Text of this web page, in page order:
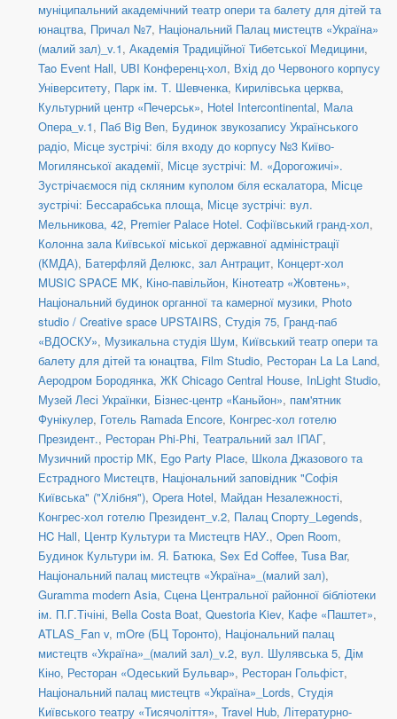
муніципальний академічний театр опери та балету для дітей та
юнацтва, Причал №7, Національний Палац мистецтв «Україна»
(малий зал)_v.1, Академія Традиційної Тибетської Медицини,
Tao Event Hall, UBI Конференц-хол, Вхід до Червоного корпусу
Університету, Парк ім. Т. Шевченка, Кирилівська церква,
Культурний центр «Печерськ», Hotel Intercontinental, Мала
Опера_v.1, Паб Big Ben, Будинок звукозапису Українського
радіо, Місце зустрічі: біля входу до корпусу №3 Київо-
Могилянської академії, Місце зустрічі: М. «Дорогожичі».
Зустрічаємося під скляним куполом біля ескалатора, Місце
зустрічі: Бессарабська площа, Місце зустрічі: вул.
Мельникова, 42, Premier Palace Hotel. Софіївський гранд-хол,
Колонна зала Київської міської державної адміністрації
(КМДА), Батерфляй Делюкс, зал Антрацит, Концерт-хол
MUSIC SPACE MK, Кіно-павільйон, Кінотеатр «Жовтень»,
Національний будинок органної та камерної музики, Photo
studio / Creative space UPSTAIRS, Студія 75, Гранд-паб
«ВДОСКУ», Музикальна студія Шум, Київський театр опери та
балету для дітей та юнацтва, Film Studio, Ресторан La La Land,
Аеродром Бородянка, ЖК Chicago Central House, InLight Studio,
Музей Лесі Українки, Бізнес-центр «Каньйон», пам'ятник
Фунікулер, Готель Ramada Encore, Конгрес-хол готелю
Президент., Ресторан Phi-Phi, Театральний зал ІПАГ,
Музичний простір МК, Ego Party Place, Школа Джазового та
Естрадного Мистецтв, Національний заповідник "Софія
Київська" ("Хлібня"), Opera Hotel, Майдан Незалежності,
Конгрес-хол готелю Президент_v.2, Палац Спорту_Legends,
HC Hall, Центр Культури та Мистецтв НАУ., Open Room,
Будинок Культури ім. Я. Батюка, Sex Ed Coffee, Tusa Bar,
Національний палац мистецтв «Україна»_(малий зал),
Guramma modern Asia, Сцена Центральної районної бібліотеки
ім. П.Г.Тічіні, Bella Costa Boat, Questoria Kiev, Кафе «Паштет»,
ATLAS_Fan v, mOre (БЦ Торонто), Національний палац
мистецтв «Україна»_(малий зал)_v.2, вул. Шулявська 5, Дім
Кіно, Ресторан «Одеський Бульвар», Ресторан Гольфіст,
Національний палац мистецтв «Україна»_Lords, Студія
Київського театру «Тисячоліття», Travel Hub, Літературно-